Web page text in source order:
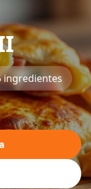
ingredientes